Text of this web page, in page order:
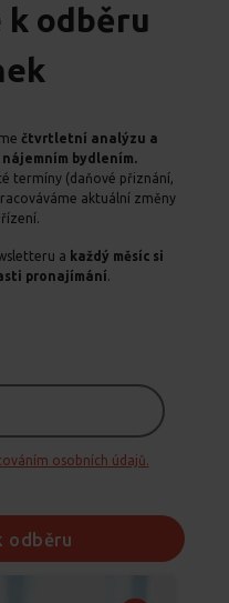
k odběru
čtvrtletní analýzu a
bydlením.
termíny (daňové přiznání,
aktuální změny
a každý měsíc si
pronajímání.
osobních údajů.
odběru